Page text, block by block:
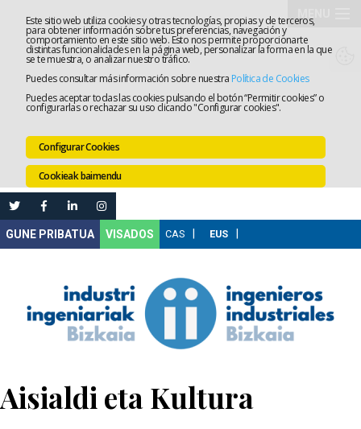
Este sitio web utiliza cookies y otras tecnologías, propias y de terceros,
para obtener información sobre tus preferencias, navegación y
comportamiento en este sitio web. Esto nos permite proporcionarte
distintas funcionalidades en la página web, personalizar la forma en la que
se te muestra, o analizar nuestro tráfico.
Puedes consultar más información sobre nuestra Política de Cookies
Puedes aceptar todas las cookies pulsando el botón “Permitir cookies” o
configurarlas o rechazar su uso clicando "Configurar cookies".
Configurar Cookies
Cookieak baimendu
VISADOS
Aisialdi eta Kultura
Elkargoa
Lanaren
Leihatila